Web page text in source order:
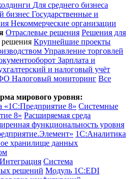
Для среднего бизнеса
бизнес Государственные и
Некоммерческие организации
Отраслевые решения Решения для
Крупнейшие проекты
Управление торговлей
Зарплата и
и налоговый учёт
Налоговый мониторинг Все
мирового уровня:
«1С:Предприятие 8» Системные
8» Расширяемая среда
функциональность уровня
1C:Аналитика
хранилище данных
Интеграция Система
решений Модуль 1C:EDI